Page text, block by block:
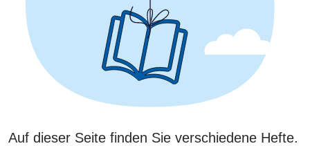
Auf dieser Seite finden Sie verschiedene Hefte.